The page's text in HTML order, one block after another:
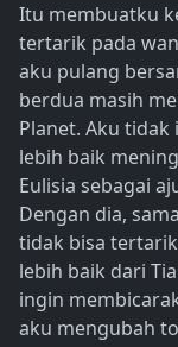
Itu membuatku
tertarik pada
aku pulang
berdua masih
Planet. Aku
lebih baik
Eulisia sebagai
Dengan dia,
tidak bisa
lebih baik dari
ingin
aku mengubah